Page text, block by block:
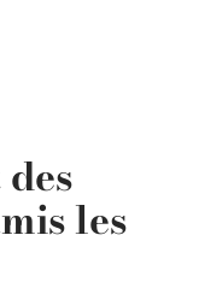
les